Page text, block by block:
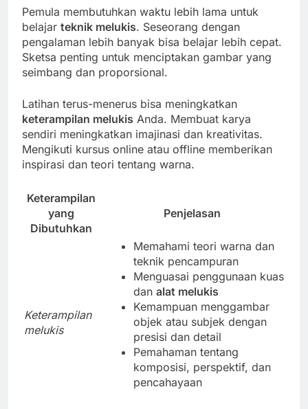
Pemula membutuhkan waktu lebih lama untuk
belajar teknik melukis. Seseorang dengan
pengalaman lebih banyak bisa belajar lebih cepat.
Sketsa penting untuk menciptakan gambar yang
seimbang dan proporsional.
Latihan terus-menerus bisa meningkatkan
keterampilan melukis Anda. Membuat karya
sendiri meningkatkan imajinasi dan kreativitas.
Mengikuti kursus online atau offline memberikan
inspirasi dan teori tentang warna.
Keterampilan
yang
Dibutuhkan
Penjelasan
Keterampilan
melukis
Memahami teori warna dan
teknik pencampuran
Menguasai penggunaan kuas
dan alat melukis
Kemampuan menggambar
objek atau subjek dengan
presisi dan detail
Pemahaman tentang
komposisi, perspektif, dan
pencahayaan